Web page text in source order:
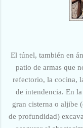
El túnel, también en
patio de armas que
refectorio, la cocina,
de intendencia. En
gran cisterna o aljibe
de profundidad)